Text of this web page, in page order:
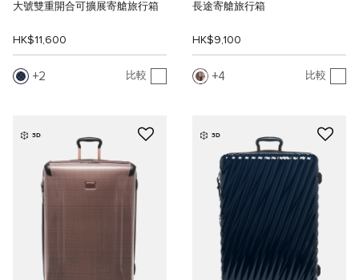
大號雙重開合可擴展寄艙旅行箱
HK$11,600
2 比較
長途寄艙旅行箱
HK$9,100
4 比較
3D 3D